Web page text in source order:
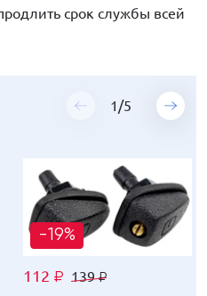
срок службы всей
1 /5
-19%
112 ₽ 139₽
1 /5
-19%
136 ₽ 169₽
1 /5
-19%
112 ₽ 139₽
1 /5
-16%
296 ₽ 309₽
1 /5
-19%
120 ₽ 149₽